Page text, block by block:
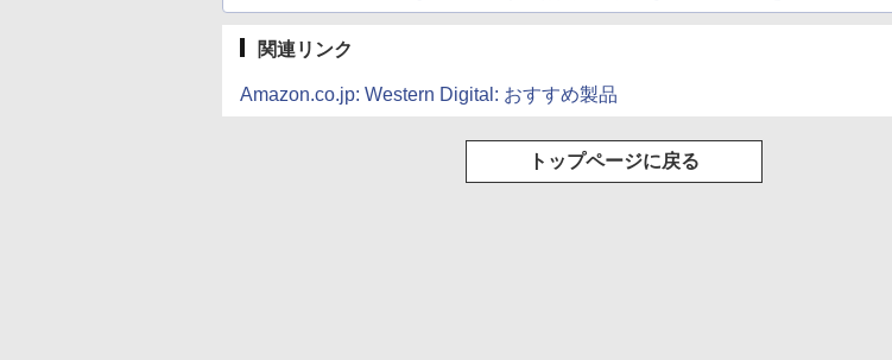
関連リンク
Amazon.co.jp: Western Digital: おすすめ製品
トップページに戻る